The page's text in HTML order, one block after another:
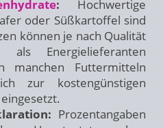
: Hochwertige
oder Süßkartoffel sind
können je nach Qualität
als Energielieferanten
manchen Futtermitteln
zur kostengünstigen
Prozentangaben